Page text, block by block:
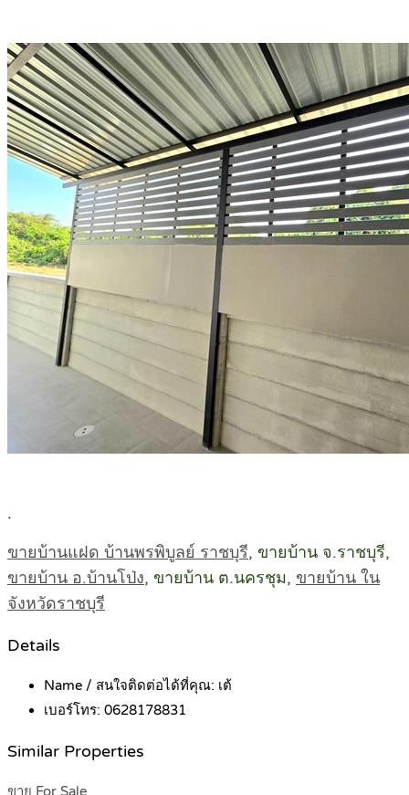
.
ขายบ้านแฝด บ้านพรพิบูลย์ ราชบุรี, ขายบ้าน จ.ราชบุรี,
ขายบ้าน อ.บ้านโป่ง, ขายบ้าน ต.นครชุม, ขายบ้าน ใน
จังหวัดราชบุรี
Details
Name / สนใจติดต่อได้ที่คุณ: เต้
เบอร์โทร: 0628178831
Similar Properties